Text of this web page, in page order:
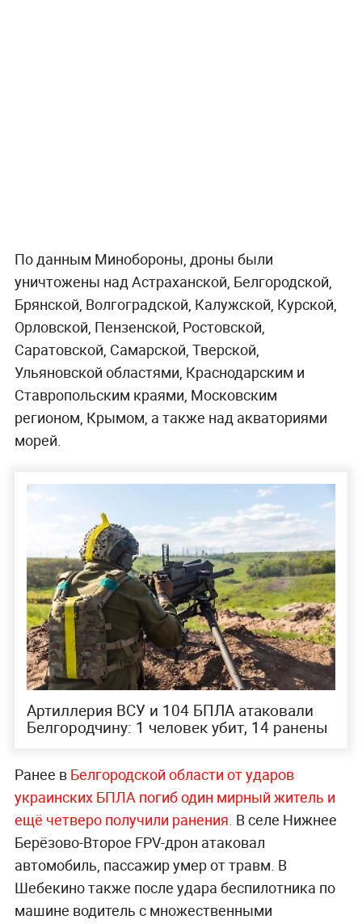
По данным Минобороны, дроны были
уничтожены над Астраханской, Белгородской,
Брянской, Волгоградской, Калужской, Курской,
Орловской, Пензенской, Ростовской,
Саратовской, Самарской, Тверской,
Ульяновской областями, Краснодарским и
Ставропольским краями, Московским
регионом, Крымом, а также над акваториями
морей.
Артиллерия ВСУ и 104 БПЛА атаковали
Белгородчину: 1 человек убит, 14 ранены
Ранее вБелгородской области от ударов
украинских БПЛА погиб один мирный житель и
ещё четверо получили ранения. В селе Нижнее
Берёзово-Второе FPV-дрон атаковал
автомобиль, пассажир умер от травм. В
Шебекино также после удара беспилотника по
машине водитель с множественными